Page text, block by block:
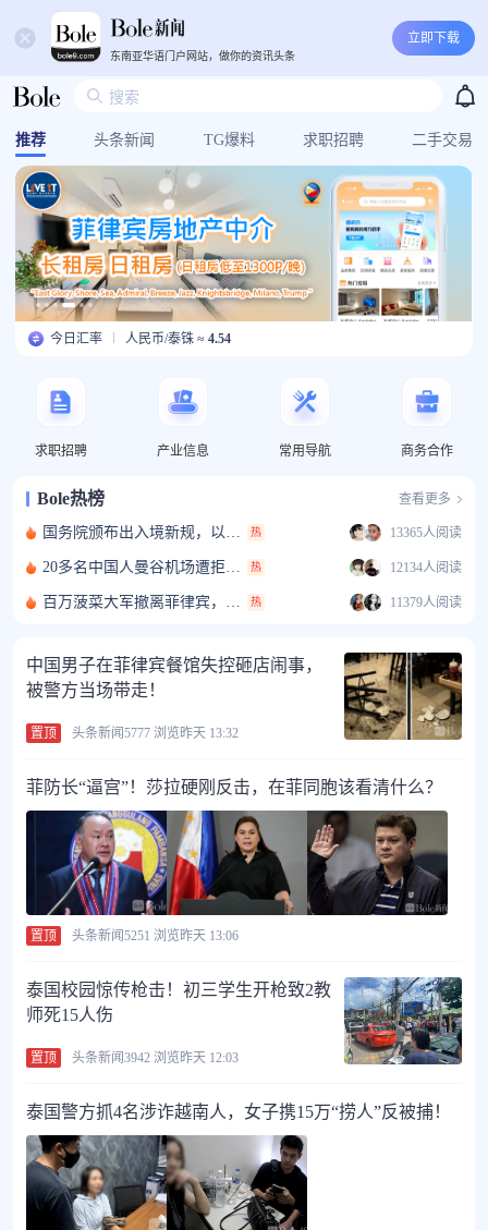
东南亚华语门户网站，做你的资讯头条
立即下载
推荐 头条新闻 TG爆料 求职招聘 二手交易
今日汇率
人民币/菲律宾比索 ≈8.28
人民币/泰铢 ≈4.54
USDT/人民币 ≈7.11
人民币/菲律宾比索 ≈8.28
人民币/泰铢 ≈4.54
人民币/泰铢 ≈
USDT/人民币 ≈
人民币/泰铢 ≈4.54
求职招聘 产业信息 常用导航 商务合作
Bole热榜 查看更多
国务院颁布出入境新规，以后出国更难了！ 热 13365人阅读
20多名中国人曼谷机场遭拒登机！安保歧视举动惹众怒 热 12134人阅读
百万菠菜大军撤离菲律宾，大批中国超市迎倒闭潮！ 热 11379人阅读
中国男子在菲律宾餐馆失控砸店闹事，
被警方当场带走！
置顶 头条新闻5777 浏览昨天 13:32
菲防长“逼宫”！莎拉硬刚反击，在菲同胞该看清什么？
置顶 头条新闻5251 浏览昨天 13:06
泰国校园惊传枪击！初三学生开枪致2教
师死15人伤
置顶 头条新闻3942 浏览昨天 12:03
泰国警方抓4名涉诈越南人，女子携15万“捞人”反被捕！